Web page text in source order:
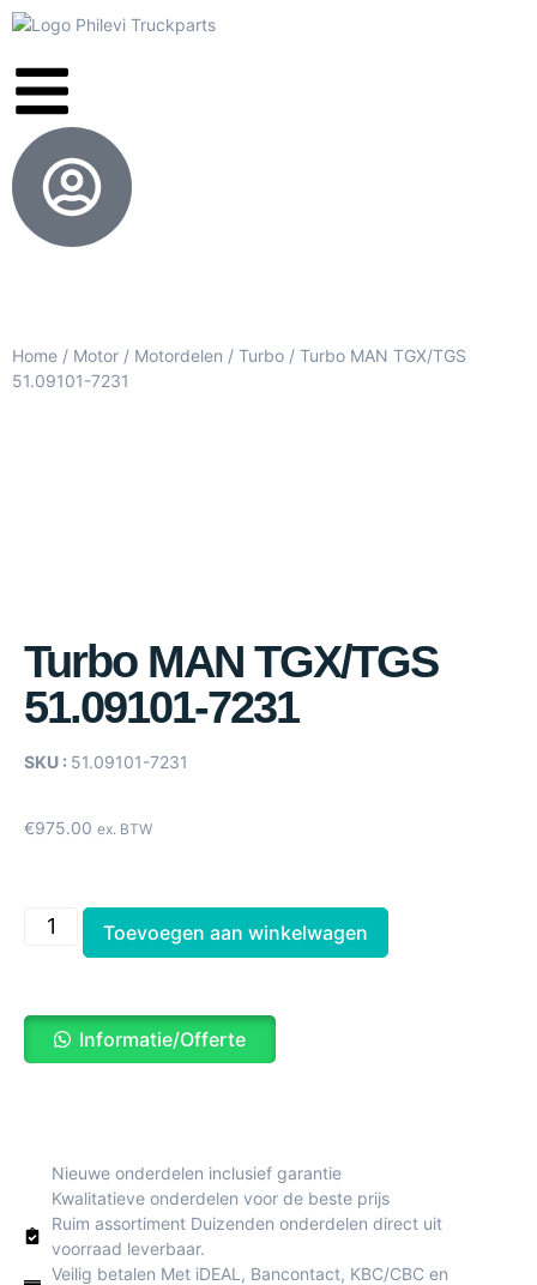
Home / Motor / Motordelen / Turbo / Turbo MAN TGX/TGS
51.09101-7231
Turbo MAN TGX/TGS
51.09101-7231
SKU : 51.09101-7231
€975.00 ex. BTW
Toevoegen aan winkelwagen
Informatie/Offerte
Nieuwe onderdelen inclusief garantie
Kwalitatieve onderdelen voor de beste prijs
Ruim assortiment Duizenden onderdelen direct uit
voorraad leverbaar.
Veilig betalen Met iDEAL, Bancontact, KBC/CBC en